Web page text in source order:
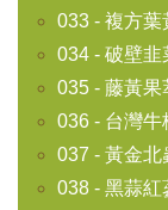
033 - 複方葉
034 - 破壁韭
035 - 藤黃果
036 - 台灣牛
037 - 黃金
038 - 黑蒜紅